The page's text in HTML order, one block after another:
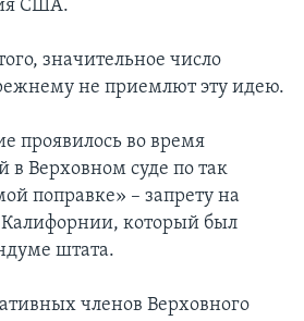
США.
значительное число
не приемлют эту идею.
проявилось во время
Верховном суде по так
поправке» – запрету на
который был
штата.
членов Верховного